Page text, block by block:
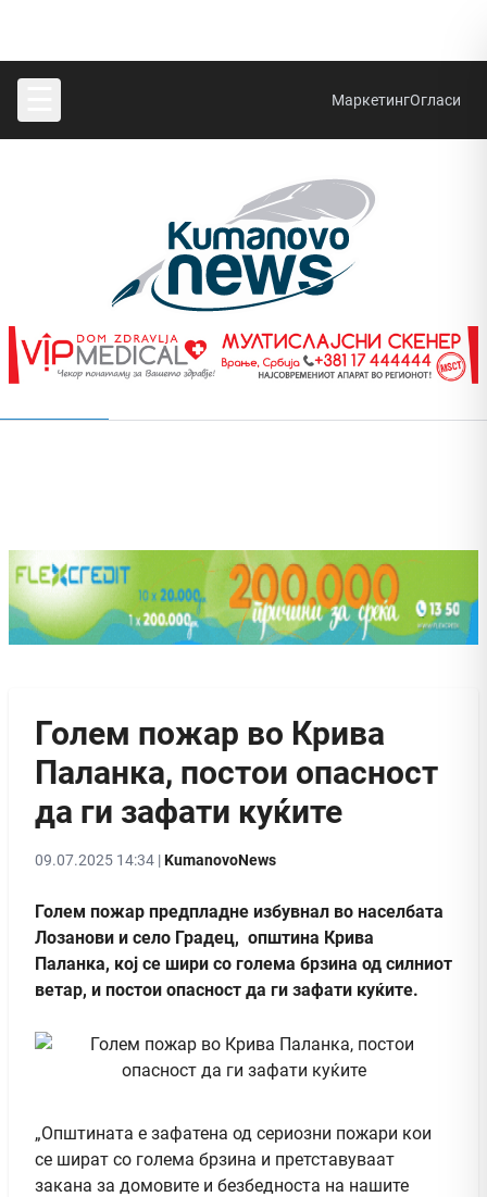
МаркетингОгласи
Голем пожар во Крива
Паланка, постои опасност
да ги зафати куќите
09.07.2025 14:34 |KumanovoNews
Голем пожар предпладне избувнал во населбата
Лозанови и село Градец, општина Крива
Паланка, кој се шири со голема брзина од силниот
ветар, и постои опасност да ги зафати куќите.
„Општината е зафатена од сериозни пожари кои
се шират со голема брзина и претставуваат
закана за домовите и безбедноста на нашите